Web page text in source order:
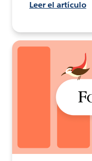
Leer el artículo